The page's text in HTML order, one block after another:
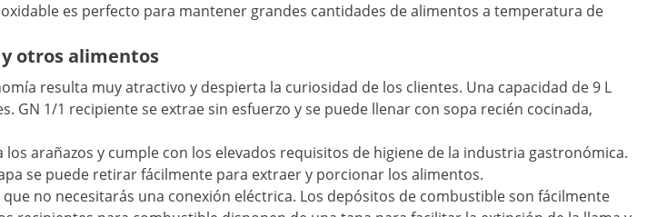
es perfecto para mantener grandes cantidades de alimentos a temperatura de
otros alimentos
resulta muy atractivo y despierta la curiosidad de los clientes. Una capacidad de 9 L
1/1 recipiente se extrae sin esfuerzo y se puede llenar con sopa recién cocinada,
arañazos y cumple con los elevados requisitos de higiene de la industria gastronómica.
se puede retirar fácilmente para extraer y porcionar los alimentos.
no necesitarás una conexión eléctrica. Los depósitos de combustible son fácilmente